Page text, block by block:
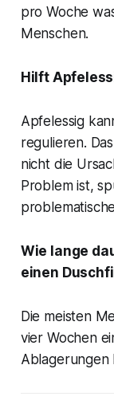
pro Woche
Menschen.
Hilft
Apfelessig
regulieren.
nicht die
Problem ist,
Wie lange
einen
Die meisten
vier Wochen
Ablagerungen